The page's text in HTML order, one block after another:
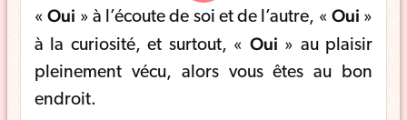
«Oui » à l’écoute de soi et de l’autre, « Oui »
à la curiosité, et surtout, « Oui » au plaisir
pleinement vécu, alors vous êtes au bon
endroit.